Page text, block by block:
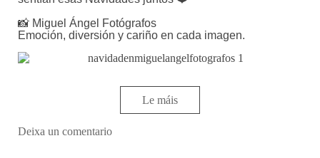
📸 Miguel Ángel Fotógrafos
Emoción, diversión y cariño en cada imagen.
Le máis
Deixa un comentario